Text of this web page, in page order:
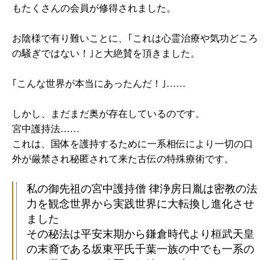
もたくさんの会員が修得されました。
お陰様で有り難いことに、｢これは心霊治療や気功どころ
の騒ぎではない！｣と大絶賛を頂きました。
｢こんな世界が本当にあったんだ！｣……
しかし、まだまだ奥が存在しているのです。
宮中護持法……
これは、国体を護持するために一系相伝により一切の口
外が厳禁され秘匿されて来た古伝の特殊療術です。
私の御先祖の宮中護持僧 律浄房日胤は密教の法
力を観念世界から実践世界に大転換し進化させ
ました
その秘法は平安末期から鎌倉時代より桓武天皇
の末裔である坂東平氏千葉一族の中でも一系の